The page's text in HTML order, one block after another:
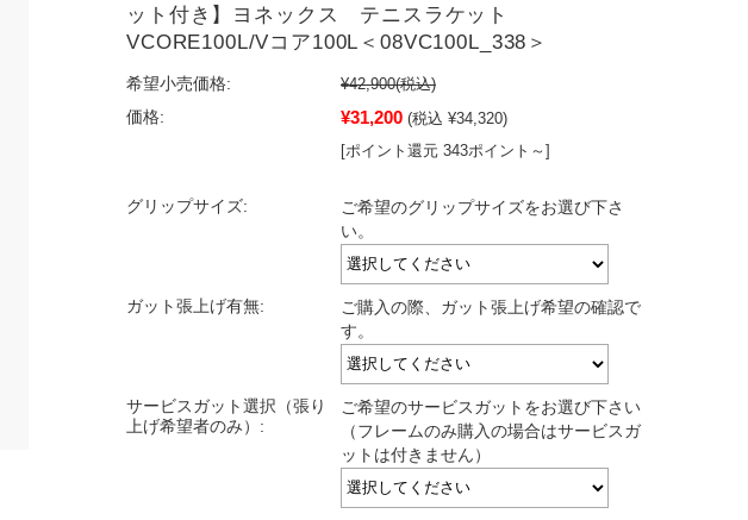
ット付き】ヨネックス テニスラケット
VCORE100L/Vコア100L＜08VC100L_338＞
希望小売価格: ¥42,900(税込)
価格:
¥31,200 (税込 ¥34,320)
[ポイント還元 343ポイント～]
グリップサイズ:
ご希望のグリップサイズをお選び下さ
い。
ガット張上げ有無:
ご購入の際、ガット張上げ希望の確認で
す。
サービスガット選択（張り
上げ希望者のみ）:
ご希望のサービスガットをお選び下さい
（フレームのみ購入の場合はサービスガ
ットは付きません）